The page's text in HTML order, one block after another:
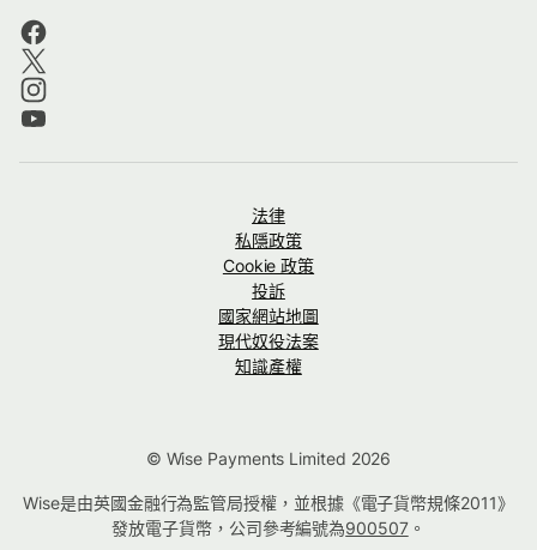
法律
私隱政策
Cookie 政策
投訴
國家網站地圖
現代奴役法案
知識產權
© Wise Payments Limited 2026
Wise是由英國金融行為監管局授權，並根據《電子貨幣規條2011》
發放電子貨幣，公司參考編號為900507。